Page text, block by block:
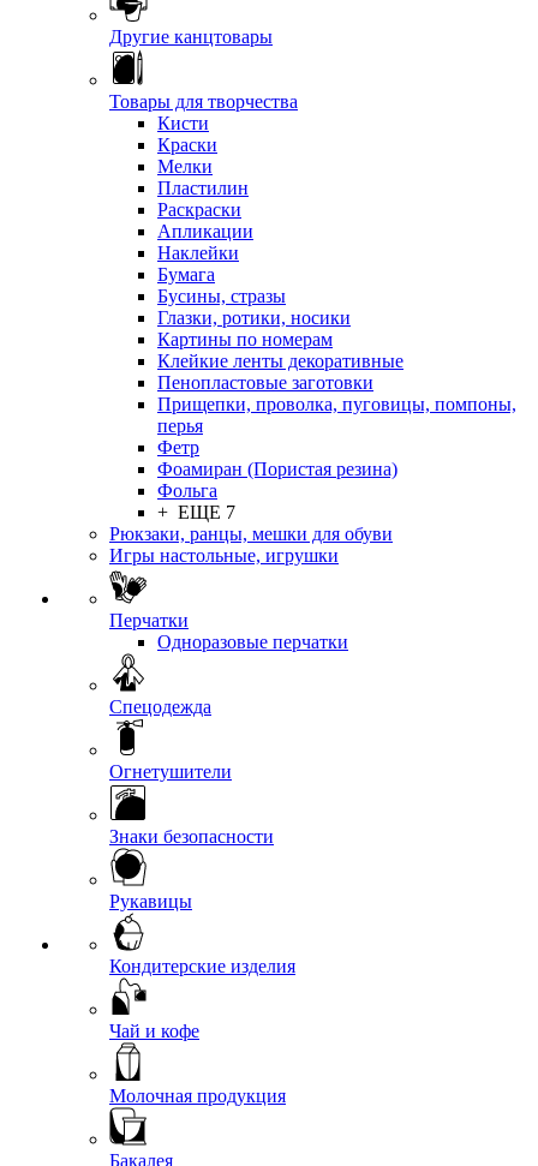
Другие канцтовары
Товары для творчества
Кисти
Краски
Мелки
Пластилин
Раскраски
Апликации
Наклейки
Бумага
Бусины, стразы
Глазки, ротики, носики
Картины по номерам
Клейкие ленты декоративные
Пенопластовые заготовки
Прищепки, проволка, пуговицы, помпоны,
перья
Фетр
Фоамиран (Пористая резина)
Фольга
+ ЕЩЕ 7
Рюкзаки, ранцы, мешки для обуви
Игры настольные, игрушки
Перчатки
Одноразовые перчатки
Спецодежда
Огнетушители
Знаки безопасности
Рукавицы
Кондитерские изделия
Чай и кофе
Молочная продукция
Бакалея